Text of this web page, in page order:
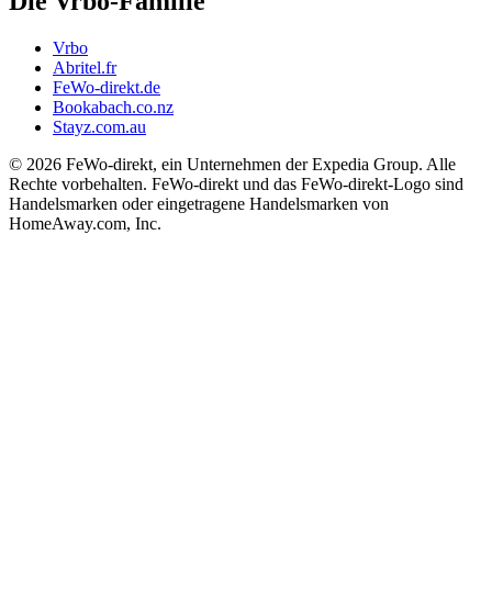
Vrbo
Abritel.fr
FeWo-direkt.de
Bookabach.co.nz
Stayz.com.au
© 2026 FeWo-direkt, ein Unternehmen der Expedia Group. Alle
Rechte vorbehalten. FeWo-direkt und das FeWo-direkt-Logo sind
Handelsmarken oder eingetragene Handelsmarken von
HomeAway.com, Inc.